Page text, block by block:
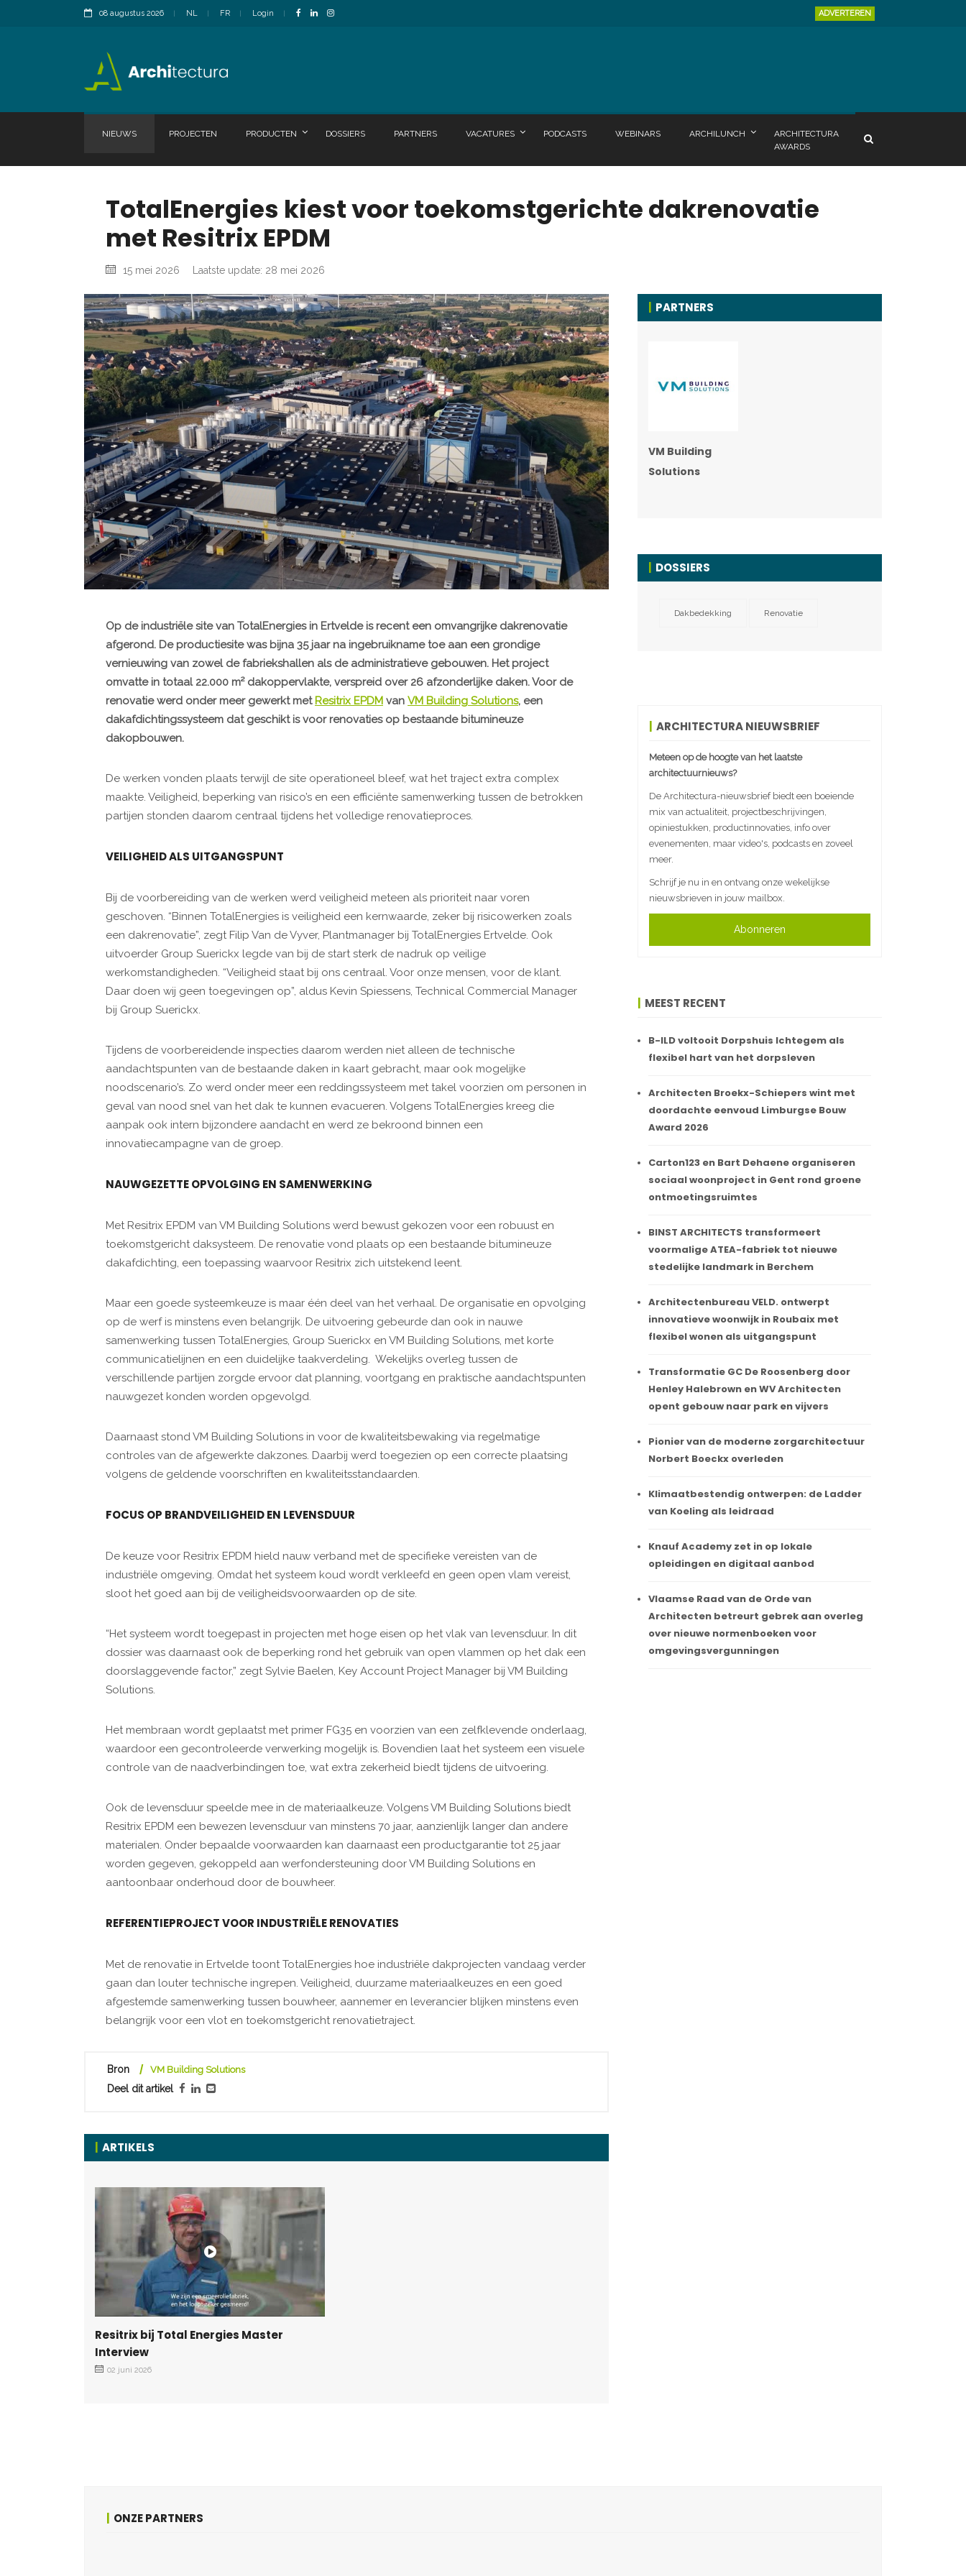
08 augustus 2026 NL FR Login ADVERTEREN
NIEUWS PROJECTEN PRODUCTEN DOSSIERS PARTNERS VACATURES PODCASTS WEBINARS ARCHILUNCH
ARCHITECTURA
AWARDS
TotalEnergies kiest voor toekomstgerichte dakrenovatie
met Resitrix EPDM
15 mei 2026 Laatste update: 28 mei 2026
Op de industriële site van TotalEnergies in Ertvelde is recent een omvangrijke dakrenovatie
afgerond. De productiesite was bijna 35 jaar na ingebruikname toe aan een grondige
vernieuwing van zowel de fabriekshallen als de administratieve gebouwen. Het project
omvatte in totaal 22.000 m² dakoppervlakte, verspreid over 26 afzonderlijke daken. Voor de
renovatie werd onder meer gewerkt met Resitrix EPDM van VM Building Solutions, een
dakafdichtingssysteem dat geschikt is voor renovaties op bestaande bitumineuze
dakopbouwen.
De werken vonden plaats terwijl de site operationeel bleef, wat het traject extra complex
maakte. Veiligheid, beperking van risico’s en een efficiënte samenwerking tussen de betrokken
partijen stonden daarom centraal tijdens het volledige renovatieproces.
VEILIGHEID ALS UITGANGSPUNT
Bij de voorbereiding van de werken werd veiligheid meteen als prioriteit naar voren
geschoven. “Binnen TotalEnergies is veiligheid een kernwaarde, zeker bij risicowerken zoals
een dakrenovatie”, zegt Filip Van de Vyver, Plantmanager bij TotalEnergies Ertvelde. Ook
uitvoerder Group Suerickx legde van bij de start sterk de nadruk op veilige
werkomstandigheden. “Veiligheid staat bij ons centraal. Voor onze mensen, voor de klant.
Daar doen wij geen toegevingen op”, aldus Kevin Spiessens, Technical Commercial Manager
bij Group Suerickx.
Tijdens de voorbereidende inspecties daarom werden niet alleen de technische
aandachtspunten van de bestaande daken in kaart gebracht, maar ook mogelijke
noodscenario’s. Zo werd onder meer een reddingssysteem met takel voorzien om personen in
geval van nood snel van het dak te kunnen evacueren. Volgens TotalEnergies kreeg die
aanpak ook intern bijzondere aandacht en werd ze bekroond binnen een
innovatiecampagne van de groep.
NAUWGEZETTE OPVOLGING EN SAMENWERKING
Met Resitrix EPDM van VM Building Solutions werd bewust gekozen voor een robuust en
toekomstgericht daksysteem. De renovatie vond plaats op een bestaande bitumineuze
dakafdichting, een toepassing waarvoor Resitrix zich uitstekend leent.
Maar een goede systeemkeuze is maar één deel van het verhaal. De organisatie en opvolging
op de werf is minstens even belangrijk. De uitvoering gebeurde dan ook in nauwe
samenwerking tussen TotalEnergies, Group Suerickx en VM Building Solutions, met korte
communicatielijnen en een duidelijke taakverdeling. Wekelijks overleg tussen de
verschillende partijen zorgde ervoor dat planning, voortgang en praktische aandachtspunten
nauwgezet konden worden opgevolgd.
Daarnaast stond VM Building Solutions in voor de kwaliteitsbewaking via regelmatige
controles van de afgewerkte dakzones. Daarbij werd toegezien op een correcte plaatsing
volgens de geldende voorschriften en kwaliteitsstandaarden.
FOCUS OP BRANDVEILIGHEID EN LEVENSDUUR
De keuze voor Resitrix EPDM hield nauw verband met de specifieke vereisten van de
industriële omgeving. Omdat het systeem koud wordt verkleefd en geen open vlam vereist,
sloot het goed aan bij de veiligheidsvoorwaarden op de site.
“Het systeem wordt toegepast in projecten met hoge eisen op het vlak van levensduur. In dit
dossier was daarnaast ook de beperking rond het gebruik van open vlammen op het dak een
doorslaggevende factor,” zegt Sylvie Baelen, Key Account Project Manager bij VM Building
Solutions.
Het membraan wordt geplaatst met primer FG35 en voorzien van een zelfklevende onderlaag,
waardoor een gecontroleerde verwerking mogelijk is. Bovendien laat het systeem een visuele
controle van de naadverbindingen toe, wat extra zekerheid biedt tijdens de uitvoering.
Ook de levensduur speelde mee in de materiaalkeuze. Volgens VM Building Solutions biedt
Resitrix EPDM een bewezen levensduur van minstens 70 jaar, aanzienlijk langer dan andere
materialen. Onder bepaalde voorwaarden kan daarnaast een productgarantie tot 25 jaar
worden gegeven, gekoppeld aan werfondersteuning door VM Building Solutions en
aantoonbaar onderhoud door de bouwheer.
REFERENTIEPROJECT VOOR INDUSTRIËLE RENOVATIES
Met de renovatie in Ertvelde toont TotalEnergies hoe industriële dakprojecten vandaag verder
gaan dan louter technische ingrepen. Veiligheid, duurzame materiaalkeuzes en een goed
afgestemde samenwerking tussen bouwheer, aannemer en leverancier blijken minstens even
belangrijk voor een vlot en toekomstgericht renovatietraject.
Bron VM Building Solutions
Deel dit artikel
ARTIKELS
Resitrix bij Total Energies Master
Interview
02 juni 2026
PARTNERS
VM Building
Solutions
DOSSIERS
Dakbedekking Renovatie
ARCHITECTURA NIEUWSBRIEF
Meteen op de hoogte van het laatste
architectuurnieuws?
De Architectura-nieuwsbrief biedt een boeiende
mix van actualiteit, projectbeschrijvingen,
opiniestukken, productinnovaties, info over
evenementen, maar video's, podcasts en zoveel
meer.
Schrijf je nu in en ontvang onze wekelijkse
nieuwsbrieven in jouw mailbox.
Abonneren
MEEST RECENT
B-ILD voltooit Dorpshuis Ichtegem als
flexibel hart van het dorpsleven
Architecten Broekx-Schiepers wint met
doordachte eenvoud Limburgse Bouw
Award 2026
Carton123 en Bart Dehaene organiseren
sociaal woonproject in Gent rond groene
ontmoetingsruimtes
BINST ARCHITECTS transformeert
voormalige ATEA-fabriek tot nieuwe
stedelijke landmark in Berchem
Architectenbureau VELD. ontwerpt
innovatieve woonwijk in Roubaix met
flexibel wonen als uitgangspunt
Transformatie GC De Roosenberg door
Henley Halebrown en WV Architecten
opent gebouw naar park en vijvers
Pionier van de moderne zorgarchitectuur
Norbert Boeckx overleden
Klimaatbestendig ontwerpen: de Ladder
van Koeling als leidraad
Knauf Academy zet in op lokale
opleidingen en digitaal aanbod
Vlaamse Raad van de Orde van
Architecten betreurt gebrek aan overleg
over nieuwe normenboeken voor
omgevingsvergunningen
ONZE PARTNERS